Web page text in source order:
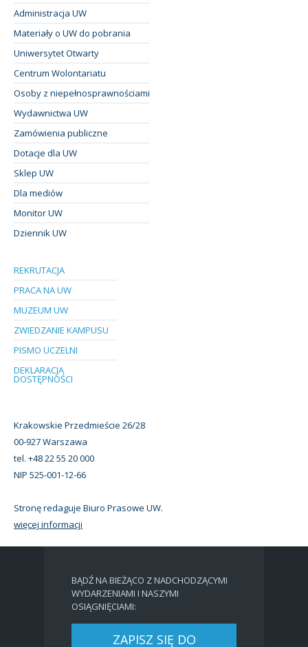
Administracja UW
Materiały o UW do pobrania
Uniwersytet Otwarty
Centrum Wolontariatu
Osoby z niepełnosprawnościami
Wydawnictwa UW
Zamówienia publiczne
Dotacje dla UW
Sklep UW
Dla mediów
Monitor UW
Dziennik UW
REKRUTACJA
PRACA NA UW
MUZEUM UW
ZWIEDZANIE KAMPUSU
PISMO UCZELNI
DEKLARACJA
DOSTĘPNOŚCI
Krakowskie Przedmieście 26/28
00-927 Warszawa
tel. +48 22 55 20 000
NIP 525-001-12-66
Stronę redaguje Biuro Prasowe UW.
więcej informacji
BĄDŹ NA BIEŻĄCO Z NADCHODZĄCYMI
WYDARZENIAMI I NASZYMI
OSIĄGNIĘCIAMI:
ZAPISZ SIĘ DO